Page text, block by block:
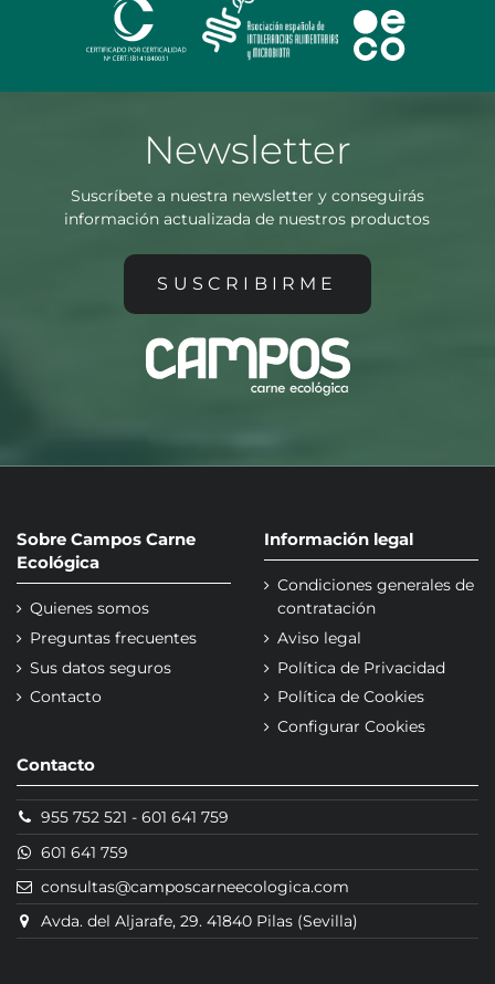
Newsletter
Suscríbete a nuestra newsletter y conseguirás
información actualizada de nuestros productos
SUSCRIBIRME
Sobre Campos Carne
Ecológica
Quienes somos
Preguntas frecuentes
Sus datos seguros
Contacto
Información legal
Condiciones generales de
contratación
Aviso legal
Política de Privacidad
Política de Cookies
Configurar Cookies
Contacto
955 752 521 -601 641 759
601 641 759
consultas@camposcarneecologica.com
Avda. del Aljarafe, 29. 41840 Pilas (Sevilla)